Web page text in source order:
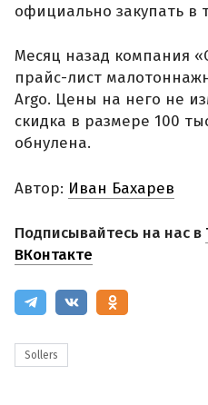
официально закупать в
Месяц назад компания
прайс-лист
Argo. Цены на него не
скидка в размере 100
обнулена.
Автор: Иван Бахарев
Подписывайтесь на нас в
ВКонтакте
Sollers